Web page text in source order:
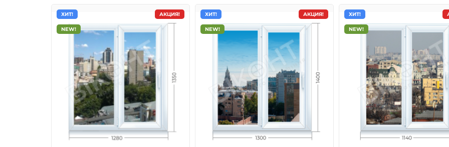
Металлопластиковые окна WDS
Оконные профили WDS – идеальное сочетание классических
металлопластиковых окон и приятной, демократичной цены, подходящей
абсолютно каждому жителю Умань.
АКЦИЯ!
ХИТ!
NEW!
АКЦИЯ!
ХИТ!
NEW!
ХИТ!
NEW!